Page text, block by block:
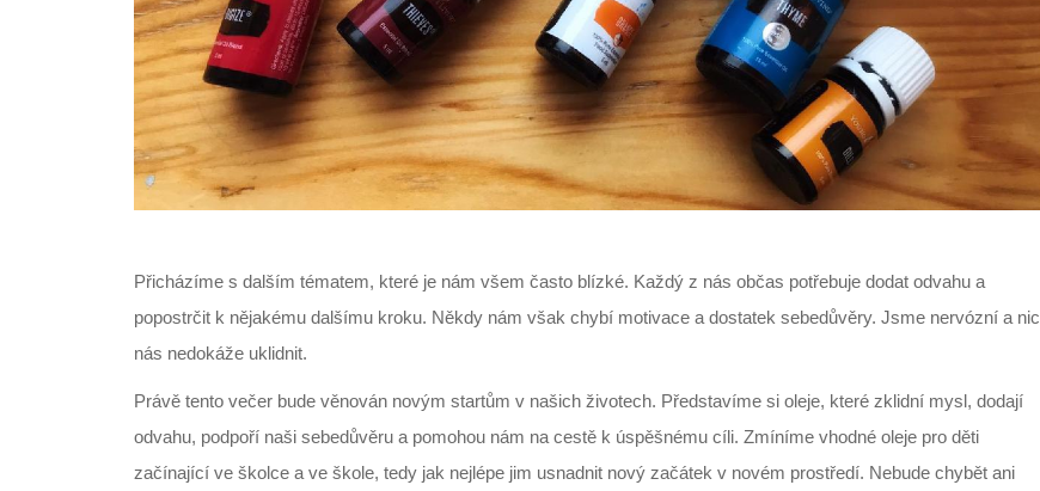
Přicházíme s dalším tématem, které je nám všem často blízké. Každý z nás občas potřebuje dodat odvahu a
popostrčit k nějakému dalšímu kroku. Někdy nám však chybí motivace a dostatek sebedůvěry. Jsme nervózní a nic
nás nedokáže uklidnit.
Právě tento večer bude věnován novým startům v našich životech. Představíme si oleje, které zklidní mysl, dodají
odvahu, podpoří naši sebedůvěru a pomohou nám na cestě k úspěšnému cíli. Zmíníme vhodné oleje pro děti
začínající ve školce a ve škole, tedy jak nejlépe jim usnadnit nový začátek v novém prostředí. Nebude chybět ani